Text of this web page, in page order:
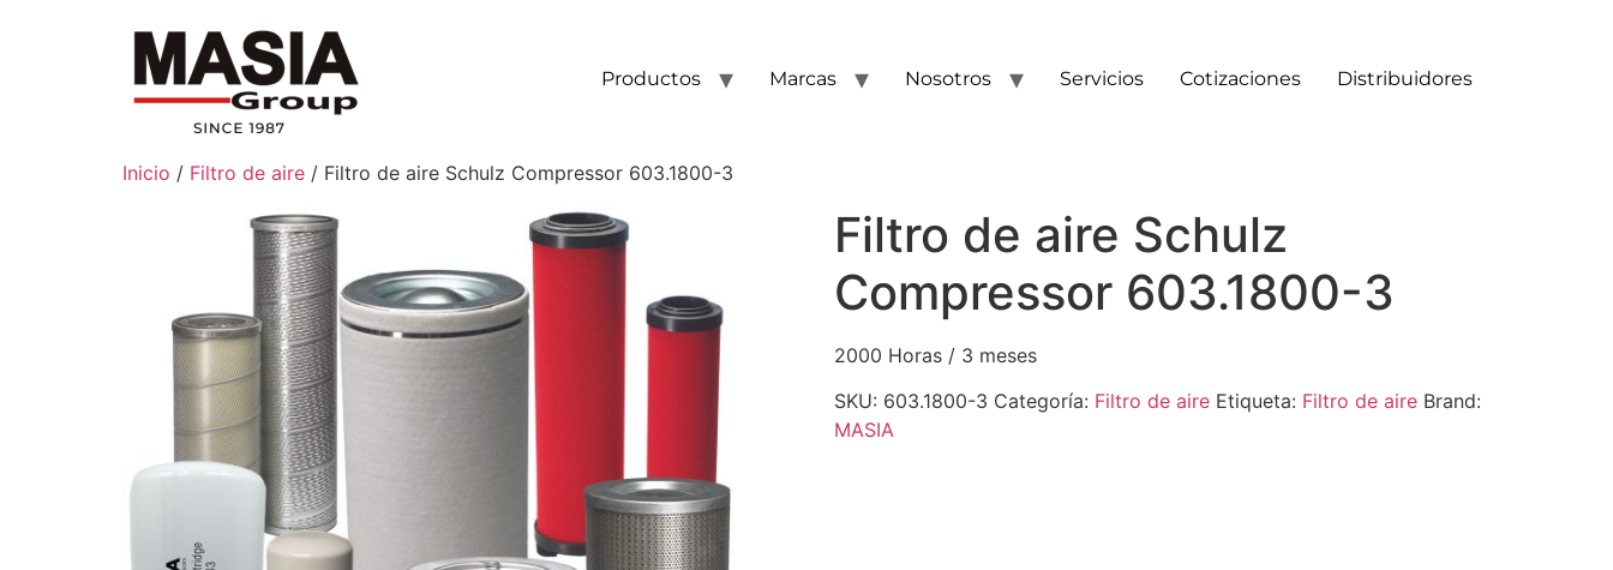
Productos Marcas Nosotros Servicios Cotizaciones Distribuidores
Inicio / Filtro de aire / Filtro de aire Schulz Compressor 603.1800-3
Filtro de aire Schulz
Compressor 603.1800-3
2000 Horas / 3 meses
SKU: 603.1800-3 Categoría: Filtro de aire Etiqueta: Filtro de aire Brand:
MASIA